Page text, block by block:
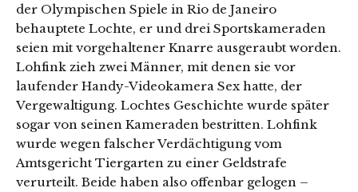
der Olympischen Spiele in Rio de Janeiro
behauptete Lochte, er und drei Sportskameraden
seien mit vorgehaltener Knarre ausgeraubt worden.
Lohfink zieh zwei Männer, mit denen sie vor
laufender Handy-Videokamera Sex hatte, der
Vergewaltigung. Lochtes Geschichte wurde später
sogar von seinen Kameraden bestritten. Lohfink
wurde wegen falscher Verdächtigung vom
Amtsgericht Tiergarten zu einer Geldstrafe
verurteilt. Beide haben also offenbar gelogen –